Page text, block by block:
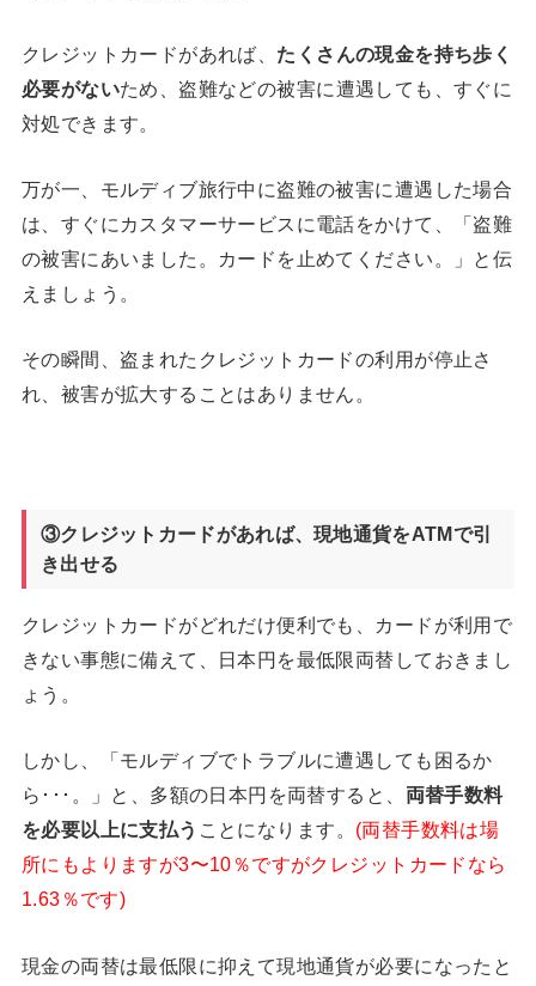
クレジットカードがあれば、 たくさんの現金を持ち歩く
必要がないため、盗難などの被害に遭遇しても、すぐに
対処できます。
万が一、モルディブ旅行中に盗難の被害に遭遇した場合
は、すぐにカスタマーサービスに電話をかけて、「盗難
の被害にあいました。カードを止めてください。」と伝
えましょう。
その瞬間、盗まれたクレジットカードの利用が停止さ
れ、被害が拡大することはありません。
③クレジットカードがあれば、現地通貨をATMで引
き出せる
クレジットカードがどれだけ便利でも、カードが利用で
きない事態に備えて、日本円を最低限両替しておきまし
ょう。
しかし、「モルディブでトラブルに遭遇しても困るか
ら･･･。」と、多額の日本円を両替すると、 両替手数料
を必要以上に支払う ことになります。 (両替手数料は場
所にもよりますが3〜10％ですがクレジットカードなら
1.63％です)
現金の両替は最低限に抑えて現地通貨が必要になったと